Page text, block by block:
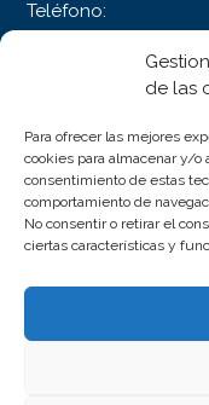
de las
Para ofrecer las mejores
cookies para almacenar y/o
consentimiento de estas
comportamiento de
No consentir o retirar el
ciertas características y
Teléfono:
INFORMACIÓN
Aviso Legal